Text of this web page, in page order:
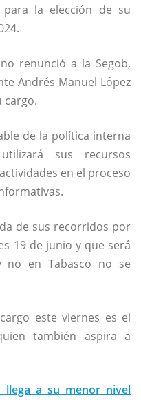
la elección de su
renunció a la Segob,
Andrés Manuel López
cargo.
de la política interna
sus recursos
en el proceso
de sus recorridos por
19 de junio y que será
no en Tabasco no se
este viernes es el
también aspira a
llega a su menor nivel